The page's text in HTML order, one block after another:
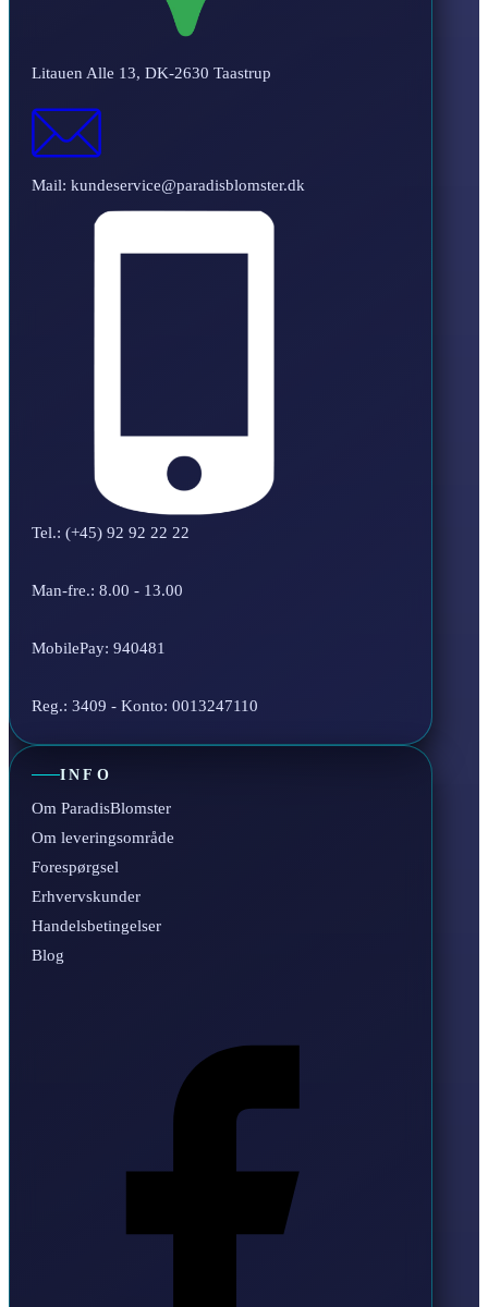
Litauen Alle 13, DK-2630 Taastrup
Mail: kundeservice@paradisblomster.dk
Tel.: (+45) 92 92 22 22
Man-fre.: 8.00 - 13.00
MobilePay: 940481
Reg.: 3409 - Konto: 0013247110
INFO
Om ParadisBlomster
Om leveringsområde
Forespørgsel
Erhvervskunder
Handelsbetingelser
Blog